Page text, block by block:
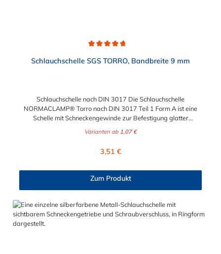
Schlauchschelle SGS TORRO, Bandbreite 9 mm
Schlauchschelle nach DIN 3017 Die Schlauchschelle
NORMACLAMP® Torro nach DIN 3017 Teil 1 Form A ist eine
Schelle mit Schneckengewinde zur Befestigung glatter
aus, ist einfach montierbar, wiederverwendbar und durch ihre
somit die richtige Wahl für Schlauchverbindungen jeglicher Art.
210 mm in verschiedenen Abstufungen frei wählbar.
Varianten ab 1,07 €
Regulärer Preis:
3,51 €
Zum Produkt